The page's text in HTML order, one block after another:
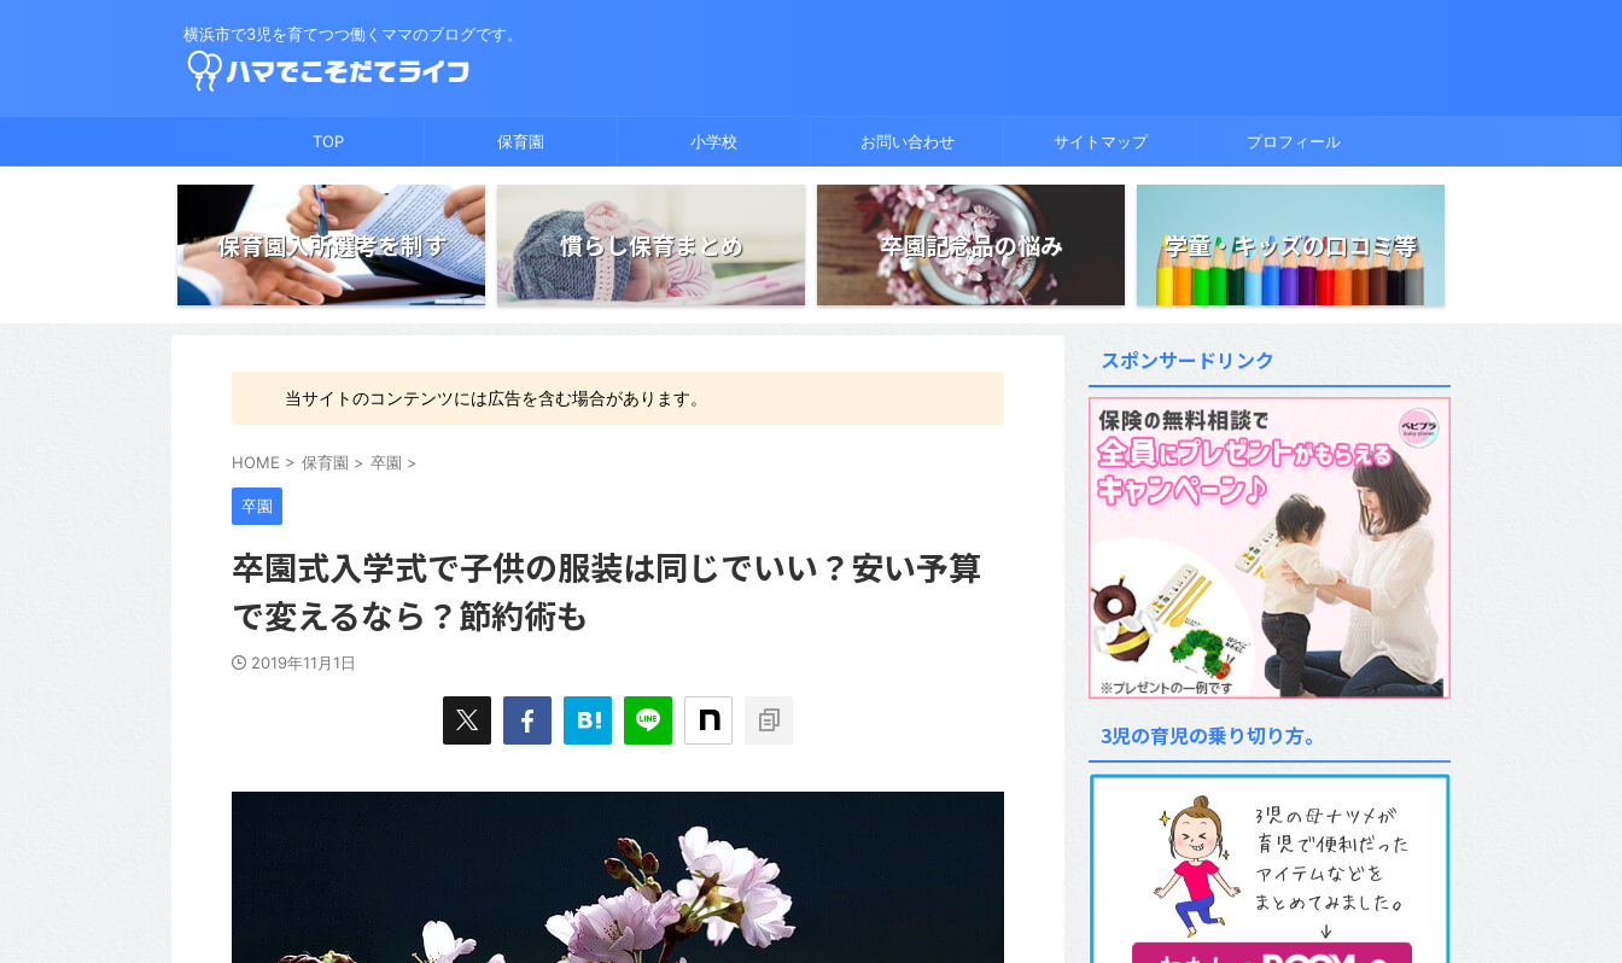
横浜市で3児を育てつつ働くママのブログです。
TOP 保育園 小学校 お問い合わせ サイトマップ プロフィール
保育園入所選考を制す 慣らし保育まとめ 卒園記念品の悩み 学童・キッズの口コミ等
当サイトのコンテンツには広告を含む場合があります。
HOME > 保育園 > 卒園 >
卒園
卒園式入学式で子供の服装は同じでいい？安い予算
で変えるなら？節約術も
2019年11月1日
スポンサードリンク
3児の育児の乗り切り方。